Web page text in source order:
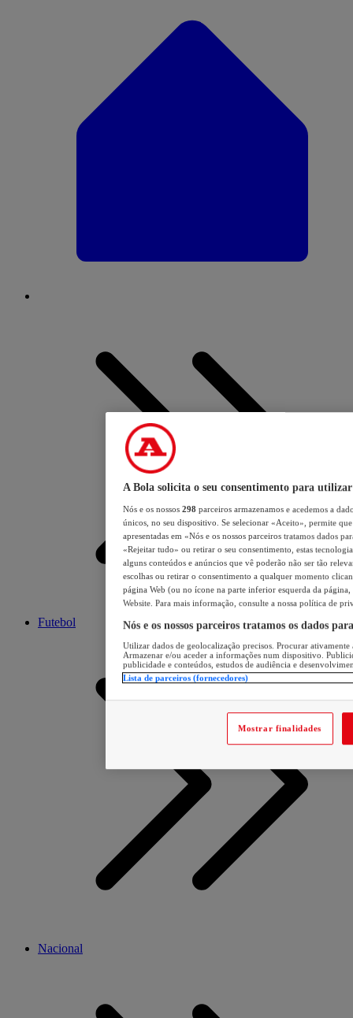
Futebol
Nacional
A Bola solicita o seu consentimento para utilizar
Nós e os nossos 298 parceiros armazenamos e acedemos a
únicos, no seu dispositivo. Se selecionar «Aceito», permite
apresentadas em «Nós e os nossos parceiros tratamos dados
«Rejeitar tudo» ou retirar o seu consentimento, estas
alguns conteúdos e anúncios que vê poderão não ser tão
escolhas ou retirar o consentimento a qualquer momento
página Web (ou no ícone na parte inferior esquerda da página,
Website. Para mais informação, consulte a nossa política de
Nós e os nossos parceiros tratamos os dados
Utilizar dados de geolocalização precisos. Procurar
Armazenar e/ou aceder a informações num dispositivo.
publicidade e conteúdos, estudos de audiência e
Lista de parceiros (fornecedores)
Mostrar finalidades